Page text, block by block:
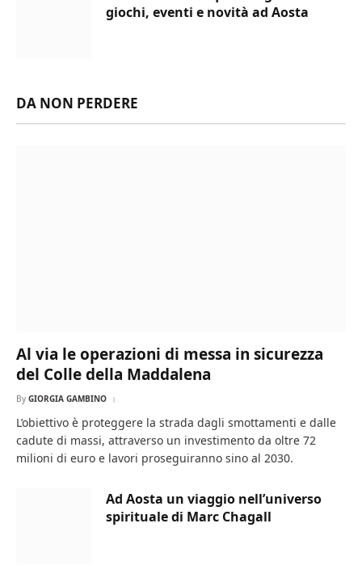
giochi, eventi e novità ad Aosta
DA NON PERDERE
Al via le operazioni di messa in sicurezza
del Colle della Maddalena
By GIORGIA GAMBINO
L’obiettivo è proteggere la strada dagli smottamenti e dalle
cadute di massi, attraverso un investimento da oltre 72
milioni di euro e lavori proseguiranno sino al 2030.
Ad Aosta un viaggio nell’universo
spirituale di Marc Chagall